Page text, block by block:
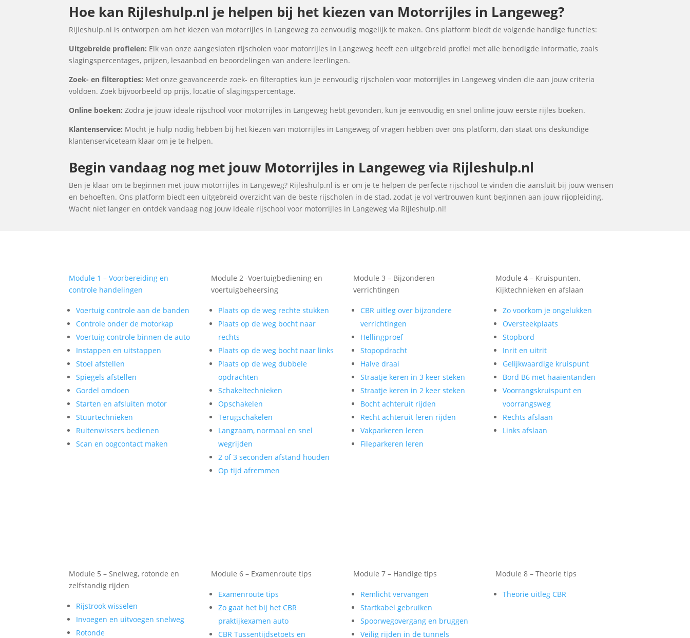
Hoe kan Rijleshulp.nl je helpen bij het kiezen van Motorrijles in Langeweg?
Rijleshulp.nl is ontworpen om het kiezen van motorrijles in Langeweg zo eenvoudig mogelijk te maken. Ons platform biedt de volgende handige functies:
Uitgebreide profielen: Elk van onze aangesloten rijscholen voor motorrijles in Langeweg heeft een uitgebreid profiel met alle benodigde informatie, zoals
slagingspercentages, prijzen, lesaanbod en beoordelingen van andere leerlingen.
Zoek- en filteropties: Met onze geavanceerde zoek- en filteropties kun je eenvoudig rijscholen voor motorrijles in Langeweg vinden die aan jouw criteria
voldoen. Zoek bijvoorbeeld op prijs, locatie of slagingspercentage.
Online boeken: Zodra je jouw ideale rijschool voor motorrijles in Langeweg hebt gevonden, kun je eenvoudig en snel online jouw eerste rijles boeken.
Klantenservice: Mocht je hulp nodig hebben bij het kiezen van motorrijles in Langeweg of vragen hebben over ons platform, dan staat ons deskundige
klantenserviceteam klaar om je te helpen.
Begin vandaag nog met jouw Motorrijles in Langeweg via Rijleshulp.nl
Ben je klaar om te beginnen met jouw motorrijles in Langeweg? Rijleshulp.nl is er om je te helpen de perfecte rijschool te vinden die aansluit bij jouw wensen
en behoeften. Ons platform biedt een uitgebreid overzicht van de beste rijscholen in de stad, zodat je vol vertrouwen kunt beginnen aan jouw rijopleiding.
Wacht niet langer en ontdek vandaag nog jouw ideale rijschool voor motorrijles in Langeweg via Rijleshulp.nl!
Module 1 – Voorbereiding en
controle handelingen
Voertuig controle aan de banden
Controle onder de motorkap
Voertuig controle binnen de auto
Instappen en uitstappen
Stoel afstellen
Spiegels afstellen
Gordel omdoen
Starten en afsluiten motor
Stuurtechnieken
Ruitenwissers bedienen
Scan en oogcontact maken
Module 2 -Voertuigbediening en
voertuigbeheersing
Plaats op de weg rechte stukken
Plaats op de weg bocht naar
rechts
Plaats op de weg bocht naar links
Plaats op de weg dubbele
opdrachten
Schakeltechnieken
Opschakelen
Terugschakelen
Langzaam, normaal en snel
wegrijden
2 of 3 seconden afstand houden
Op tijd afremmen
Module 3 – Bijzonderen
verrichtingen
CBR uitleg over bijzondere
verrichtingen
Hellingproef
Stopopdracht
Halve draai
Straatje keren in 3 keer steken
Straatje keren in 2 keer steken
Bocht achteruit rijden
Recht achteruit leren rijden
Vakparkeren leren
Fileparkeren leren
Module 4 – Kruispunten,
Kijktechnieken en afslaan
Zo voorkom je ongelukken
Oversteekplaats
Stopbord
Inrit en uitrit
Gelijkwaardige kruispunt
Bord B6 met haaientanden
Voorrangskruispunt en
voorrangsweg
Rechts afslaan
Links afslaan
Module 5 – Snelweg, rotonde en
zelfstandig rijden
Rijstrook wisselen
Invoegen en uitvoegen snelweg
Rotonde
Module 6 – Examenroute tips
Examenroute tips
Zo gaat het bij het CBR
praktijkexamen auto
CBR Tussentijdsetoets en
Module 7 – Handige tips
Remlicht vervangen
Startkabel gebruiken
Spoorwegovergang en bruggen
Veilig rijden in de tunnels
Module 8 – Theorie tips
Theorie uitleg CBR